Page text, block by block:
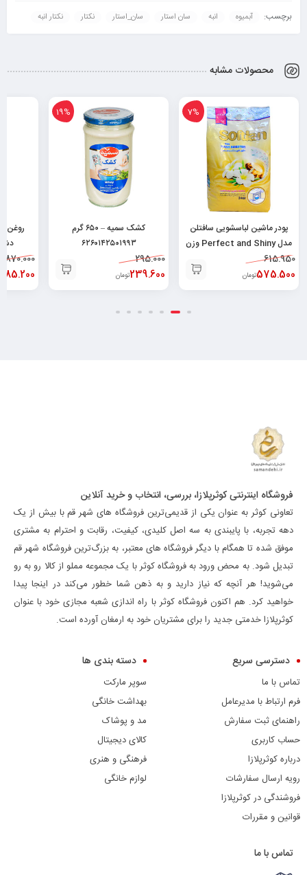
برچسب: آبمیوه انبه سان استار سان_استار نکتار نکتار انبه
محصولات مشابه
7%
پودر ماشین لباسشویی سافتلن
مدل Perfect and Shiny وزن
۳ کیلوگرم 6260010501353
615.950
575.500تومان
19%
کشک سمیه – ۶۵۰ گرم
۶۲۶۰۱۴۲۵۰۱۹۹۳
295.000
239.600تومان
روغن
870.000
فروشگاه اینترنتی کوثرپلازا، بررسی، انتخاب و خرید آنلاین
تعاونی کوثر به عنوان یکی از قدیمی‌ترین فروشگاه های شهر قم با بیش از یک
دهه تجربه، با پایبندی به سه اصل کلیدی، کیفیت، رقابت و احترام به مشتری
موفق شده تا همگام با دیگر فروشگاه های معتبر، به بزرگ‌ترین فروشگاه شهر قم
تبدیل شود. به محض ورود به فروشگاه کوثر با یک مجموعه مملو از کالا رو به رو
می‌شوید! هر آنچه که نیاز دارید و به ذهن شما خطور می‌کند در اینجا پیدا
خواهید کرد. هم اکنون فروشگاه کوثر با راه اندازی شعبه مجازی خود با عنوان
کوثرپلازا خدمتی جدید را برای مشتریان خود به ارمغان آورده است.
دسترسی سریع
تماس با ما
فرم ارتباط با مدیرعامل
راهنمای ثبت سفارش
حساب کاربری
درباره کوثرپلازا
رویه ارسال سفارشات
فروشندگی در کوثرپلازا
قوانین و مقررات
دسته بندی ها
سوپر مارکت
بهداشت خانگی
مد و پوشاک
کالای دیجیتال
فرهنگی و هنری
لوازم خانگی
تماس با ما